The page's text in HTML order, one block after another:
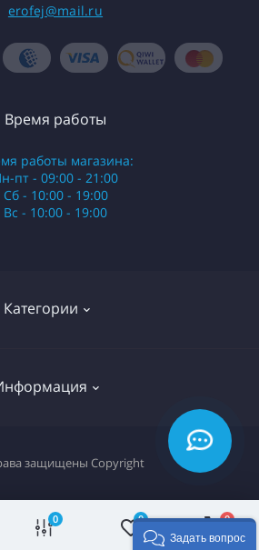
0 0 0
erofej@mail.ru
Категории
сигареты
Вопрос-ответ
Время работы
работы магазина:
пт - 09:00 - 21:00
Сб - 10:00 - 19:00
Вс - 10:00 - 19:00
защищены Copyright
Задать вопрос